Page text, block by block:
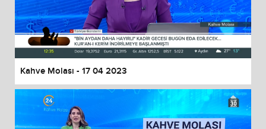
Kahve Molası - 17 04 2023